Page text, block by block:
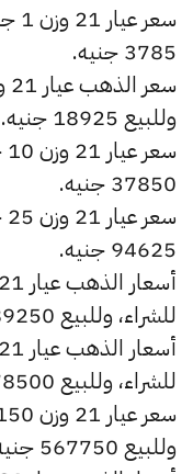
3785 جنيه.
وللبيع 18925 جنيه.
37850 جنيه.
94625 جنيه.
للشراء، وللبيع 189250 جنيه.
للشراء، وللبيع 378500 جنيه.
وللبيع 567750 جنيه.